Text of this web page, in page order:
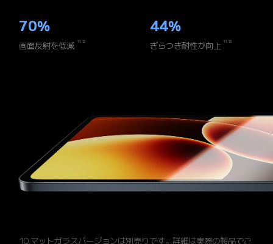
70%
画面反射を低減 11,12
44%
ぎらつき耐性が向上 11,13
10.マットガラスバージョンは別売りです。詳細は実際の製品でご